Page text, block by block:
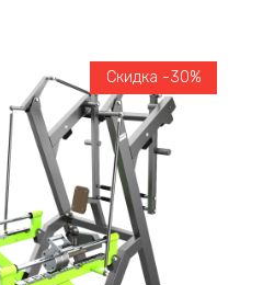
Скидка -30%